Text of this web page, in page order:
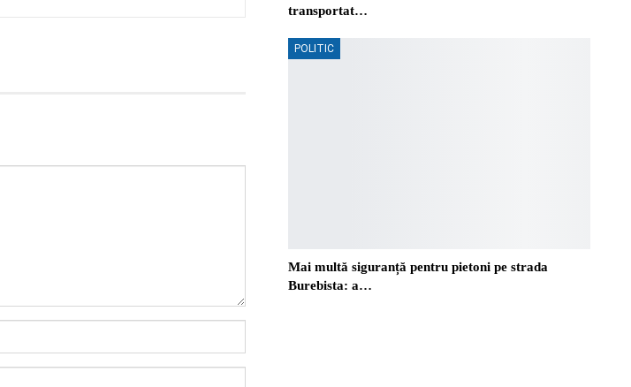
transportat…
POLITIC
Mai multă siguranță pentru pietoni pe strada
Burebista: a…